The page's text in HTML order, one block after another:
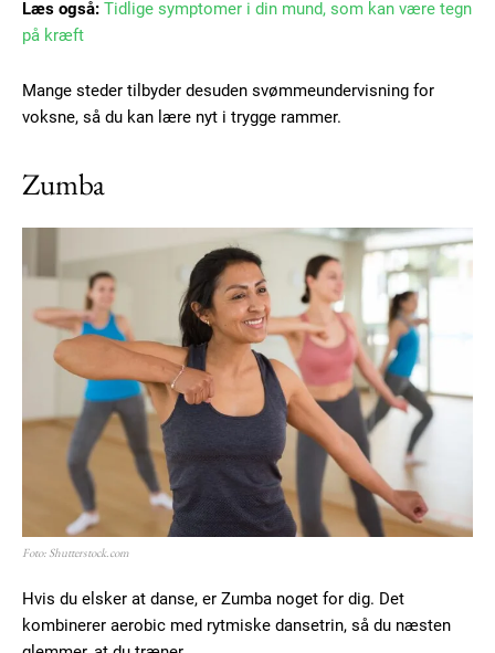
Læs også: Tidlige symptomer i din mund, som kan være tegn
på kræft
Mange steder tilbyder desuden svømmeundervisning for
voksne, så du kan lære nyt i trygge rammer.
Zumba
Foto: Shutterstock.com
Hvis du elsker at danse, er Zumba noget for dig. Det
kombinerer aerobic med rytmiske dansetrin, så du næsten